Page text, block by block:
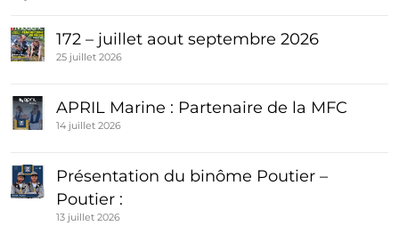
172 – juillet aout septembre 2026
25 juillet 2026
APRIL Marine : Partenaire de la MFC
14 juillet 2026
Présentation du binôme Poutier –
Poutier :
13 juillet 2026